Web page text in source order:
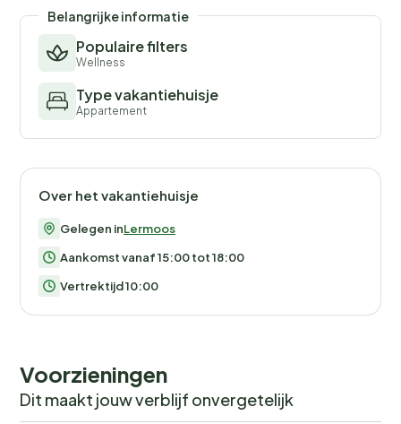
biedt kortingen en voordelen in de regio.
Huisdiervriendelijk: Op verzoek is je trouwe viervoeter
Belangrijke informatie
Populaire filters
Wellness
Type vakantiehuisje
Appartement
Over het vakantiehuisje
Gelegen inLermoos
Aankomst vanaf 15:00 tot 18:00
Vertrektijd 10:00
Voorzieningen
Dit maakt jouw verblijf onvergetelijk